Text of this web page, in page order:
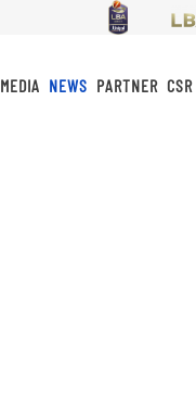
MEDIA NEWS PARTNER CSR